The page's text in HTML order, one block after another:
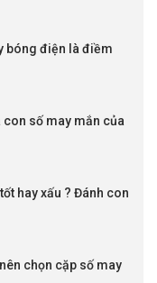
bóng điện là điềm
con số may mắn của
hay xấu ? Đánh con
chọn cặp số may